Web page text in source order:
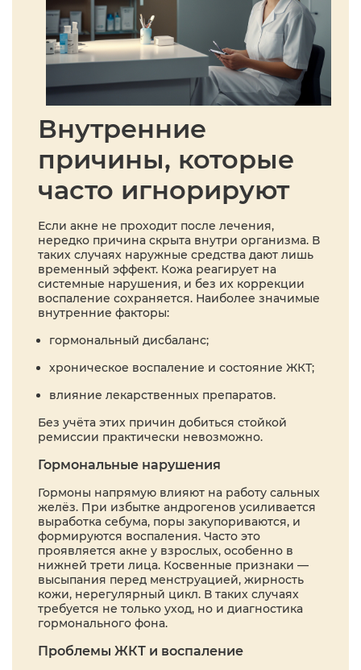
Внутренние
причины, которые
часто игнорируют
Если акне не проходит после лечения,
нередко причина скрыта внутри организма. В
таких случаях наружные средства дают лишь
временный эффект. Кожа реагирует на
системные нарушения, и без их коррекции
воспаление сохраняется. Наиболее значимые
внутренние факторы:
гормональный дисбаланс;
хроническое воспаление и состояние ЖКТ;
влияние лекарственных препаратов.
Без учёта этих причин добиться стойкой
ремиссии практически невозможно.
Гормональные нарушения
Гормоны напрямую влияют на работу сальных
желёз. При избытке андрогенов усиливается
выработка себума, поры закупориваются, и
формируются воспаления. Часто это
проявляется акне у взрослых, особенно в
нижней трети лица. Косвенные признаки —
высыпания перед менструацией, жирность
кожи, нерегулярный цикл. В таких случаях
требуется не только уход, но и диагностика
гормонального фона.
Проблемы ЖКТ и воспаление